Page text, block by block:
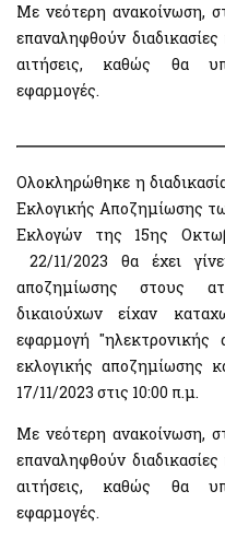
Registry of Certified Valuers
Summary of Commitments
Digital Signatures
Electronic Document
Special electronic
numbers via Personal
Special electronic
Citizens Service Centers" -
"Personal data (myInfo) for
AADE Services
Taxation of Citizens /
Properties E9 / ENFIA /
Allowances / Benefits
Telecommunications
Register of Beneficiaries of
and Cellular Telephony
Greek State Auditing
Submit declaration "ΠΟΘΕΝ
Social dividend
The Transport Equivalent
Με νεότερη ανακοίνωση,
επαναληφθούν
αιτήσεις, καθώς θα
εφαρμογές.
Ολοκληρώθηκε η
Εκλογικής Αποζημίωσης
Εκλογών της 15ης
22/11/2023 θα έχει
αποζημίωσης στους
δικαιούχων είχαν
εφαρμογή "ηλεκτρονικής
εκλογικής αποζημίωσης
17/11/2023 στις 10:00 π.μ.
Με νεότερη ανακοίνωση,
επαναληφθούν
αιτήσεις, καθώς θα
εφαρμογές.